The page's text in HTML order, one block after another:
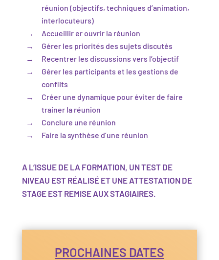
réunion (objectifs, techniques d’animation,
interlocuteurs)
Accueillir er ouvrir la réunion
Gérer les priorités des sujets discutés
Recentrer les discussions vers l’objectif
Gérer les participants et les gestions de
conflits
Créer une dynamique pour éviter de faire
trainer la réunion
Conclure une réunion
Faire la synthèse d’une réunion
A L’ISSUE DE LA FORMATION, UN TEST DE
NIVEAU EST RÉALISÉ ET UNE ATTESTATION DE
STAGE EST REMISE AUX STAGIAIRES.
PROCHAINES DATES